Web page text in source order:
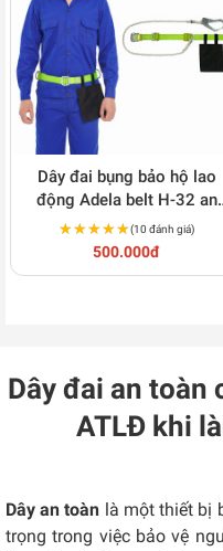
Dây đai bụng bảo hộ lao
động Adela belt H-32 an
toàn C123
★★★★★
★★★★★(10 đánh giá)
500.000đ
Dây đai an toàn
ATLĐ khi
Dây an toàn là một thiết bị
trọng trong việc bảo vệ